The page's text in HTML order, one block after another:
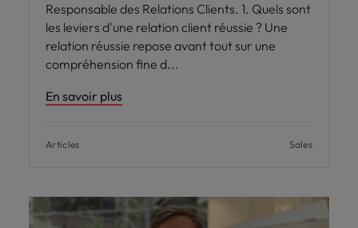
Responsable des Relations Clients. 1. Quels sont
les leviers d'une relation client réussie ? Une
relation réussie repose avant tout sur une
compréhension fine d
En savoir plus
Articles Sales